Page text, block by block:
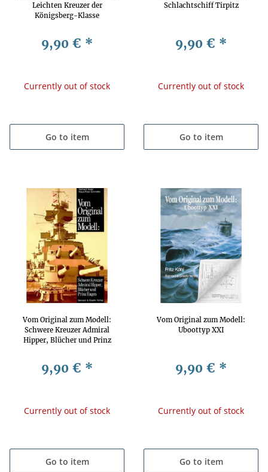
Leichten Kreuzer der
Königsberg-Klasse
9,90 € *
Currently out of stock
Go to item
Schlachtschiff Tirpitz
9,90 € *
Currently out of stock
Go to item
Vom Original zum Modell:
Schwere Kreuzer Admiral
Hipper, Blücher und Prinz
9,90 € *
Currently out of stock
Go to item
Vom Original zum Modell:
Uboottyp XXI
9,90 € *
Currently out of stock
Go to item